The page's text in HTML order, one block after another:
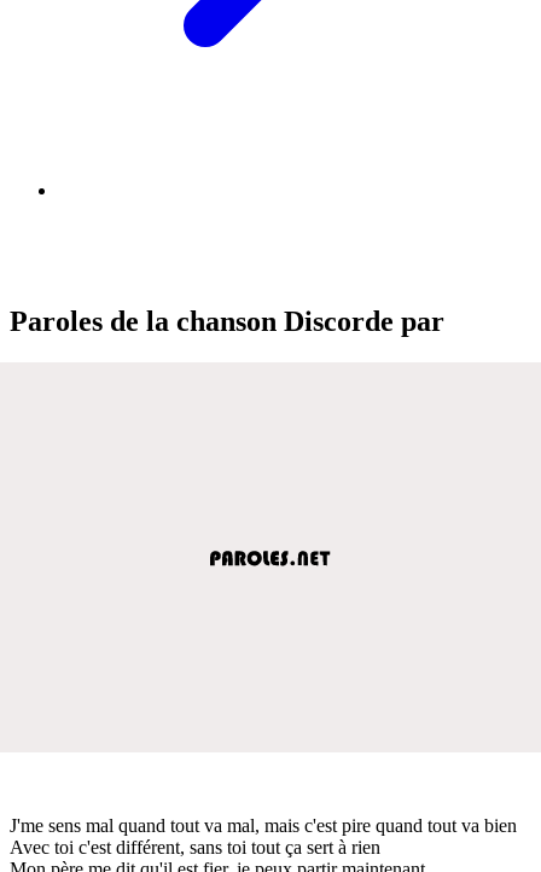
Paroles de la chanson Discorde par
J'me sens mal quand tout va mal, mais c'est pire quand tout va bien
Avec toi c'est différent, sans toi tout ça sert à rien